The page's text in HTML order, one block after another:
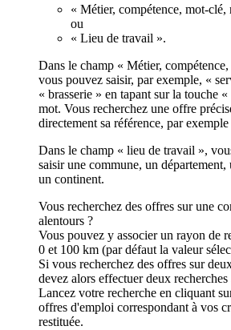
« Métier, compétence, mot-clé,
ou
« Lieu de travail ».
Dans le champ « Métier,
vous pouvez saisir, par exemple, «
« brasserie » en tapant sur la touche
mot. Vous recherchez une offre
directement sa référence, par
Dans le champ « lieu de travail »,
saisir une commune, un
un continent.
Vous recherchez des offres sur une
alentours ?
Vous pouvez y associer un rayon de
0 et 100 km (par défaut la valeur
Si vous recherchez des offres sur
devez alors effectuer deux recherches
Lancez votre recherche en cliquant
offres d'emploi correspondant à vos
restituée.